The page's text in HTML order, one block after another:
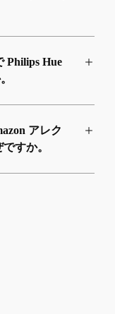
Philips Hue
アレク
すか。